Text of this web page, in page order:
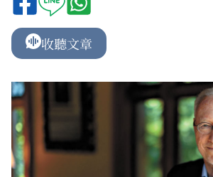
收聽文章